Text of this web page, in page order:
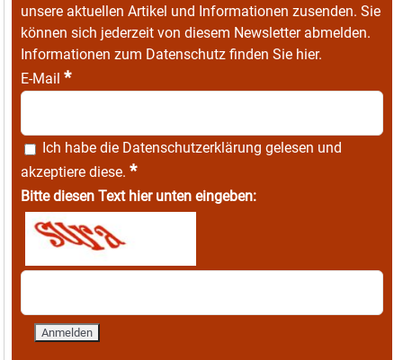
unsere aktuellen Artikel und Informationen zusenden. Sie
können sich jederzeit von diesem Newsletter abmelden.
Informationen zum Datenschutz finden Sie hier.
E-Mail *
Ich habe die Datenschutzerklärung gelesen und
akzeptiere diese. *
Bitte diesen Text hier unten eingeben: